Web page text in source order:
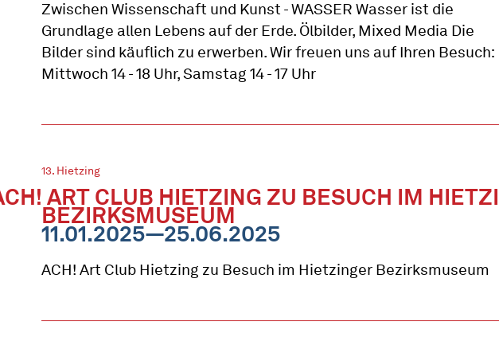
Zwischen Wissenschaft und Kunst - WASSER Wasser ist die
Grundlage allen Lebens auf der Erde. Ölbilder, Mixed Media Die
Bilder sind käuflich zu erwerben. Wir freuen uns auf Ihren Besuch:
Mittwoch 14 - 18 Uhr, Samstag 14 - 17 Uhr
13. Hietzing
ART CLUB HIETZING ZU BESUCH IM
BEZIRKSMUSEUM
11.01.2025—25.06.2025
ACH! Art Club Hietzing zu Besuch im Hietzinger Bezirksmuseum